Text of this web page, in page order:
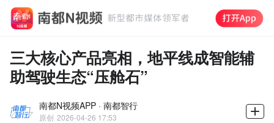
三大核心产品亮相，地平线成智能辅
助驾驶生态“压舱石”
南都N视频APP · 南都智行
原创 2026-04-26 17:53